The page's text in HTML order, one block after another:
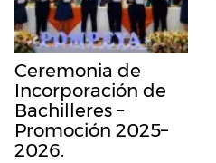
Ceremonia de
Incorporación de
Bachilleres –
Promoción 2025–
2026.